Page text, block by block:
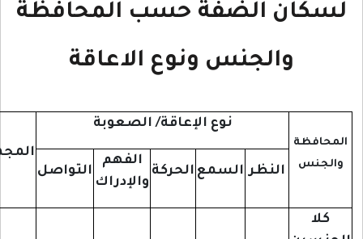
الضفة حسب المحافظة
والجنس ونوع الاعاقة
نوع الإعاقة/ الصعوبة
المجموع
النظر السمعالحركة
الفهم
والإدراك
التواصل